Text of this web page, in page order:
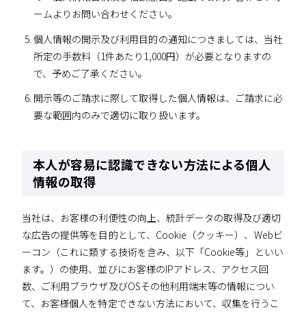
ームよりお問い合わせください。
個人情報の開示及び利用目的の通知につきましては、当社
所定の手数料（1件あたり1,000円）が必要となりますの
で、予めご了承ください。
開示等のご請求に際して取得した個人情報は、ご請求に必
要な範囲内のみで適切に取り扱います。
本人が容易に認識できない方法による個人
情報の取得
当社は、お客様の利便性の向上、統計データの取得及び適切
な広告の提供等を目的として、Cookie（クッキー）、Webビ
ーコン（これに類する技術を含み、以下「Cookie等」といい
ます。）の使用、並びにお客様のIPアドレス、アクセス回
数、ご利用ブラウザ及びOSその他利用端末等の情報につい
て、お客様個人を特定できない方法において、収集を行うこ